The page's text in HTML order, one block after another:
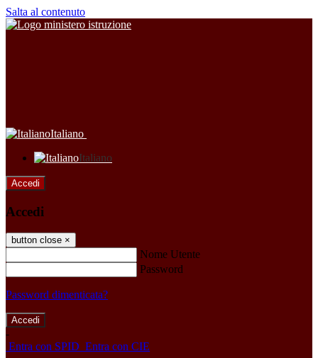
Salta al contenuto
Italiano
Italiano
Accedi
Accedi
button close ×
Nome Utente
Password
Password dimenticata?
-
Entra con SPID Entra con CIE